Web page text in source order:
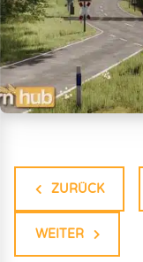
ZURÜCK
WEITER